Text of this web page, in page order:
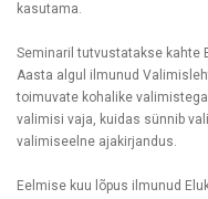
kasutama.
Seminaril tutvustatakse kahte
Aasta algul ilmunud
toimuvate kohalike
valimisi vaja, kuidas sünnib
valimiseelne ajakirjandus.
Eelmise kuu lõpus ilmunud